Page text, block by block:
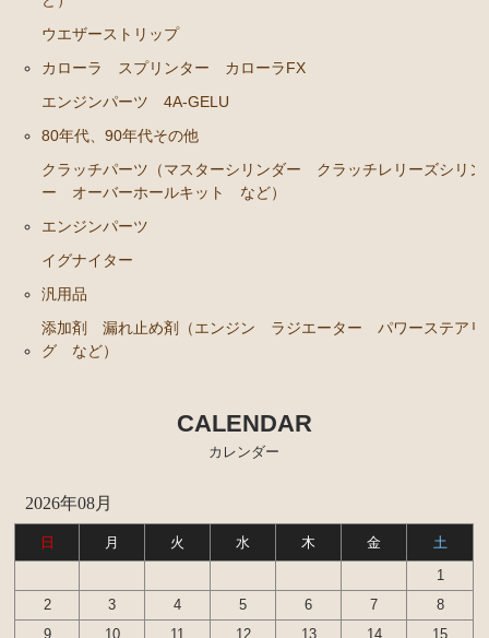
ウエザーストリップ
カローラ スプリンター カローラFX
エンジンパーツ 4A-GELU
80年代、90年代その他
クラッチパーツ（マスターシリンダー クラッチレリーズシリン
ー オーバーホールキット など）
エンジンパーツ
イグナイター
汎用品
添加剤 漏れ止め剤（エンジン ラジエーター パワーステアリ
グ など）
CALENDAR
カレンダー
2026年08月
日 月 火 水 木 金
土
1
2
3 4 5 6 7
8
9
10 11 12 13 14
15